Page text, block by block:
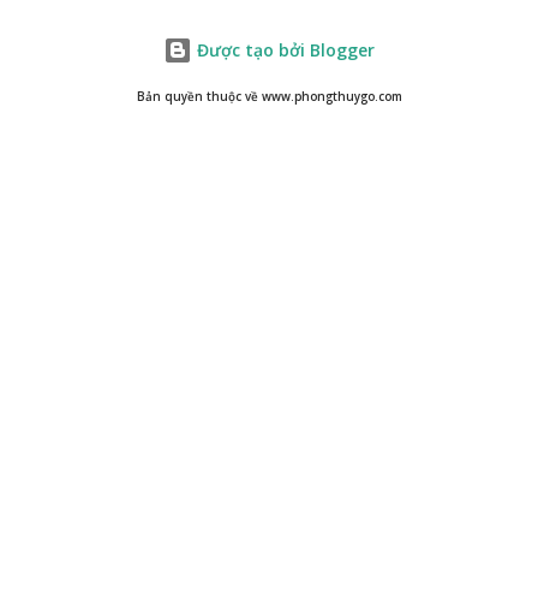
Được tạo bởi Blogger
Bản quyền thuộc về www.phongthuygo.com